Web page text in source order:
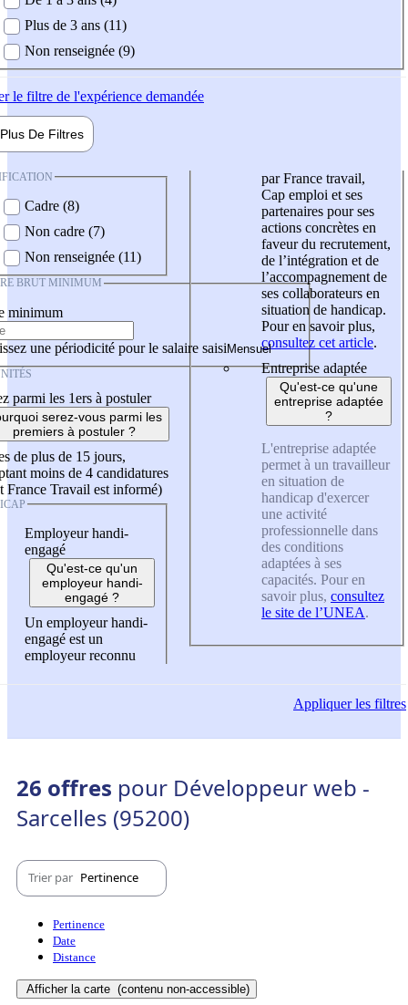
Plus de 3 ans (11)
Non renseignée (9)
le filtre de l'expérience demandée
Plus De Filtres
Cadre (8)
Non cadre (7)
Non renseignée (11)
BRUT MINIMUM
minimum
une périodicité pour le salaire saisi
parmi les 1ers à postuler
serez-vous parmi les
premiers à postuler ?
de plus de 15 jours,
moins de 4 candidatures
France Travail est informé)
Employeur handi-
engagé
Qu'est-ce qu'un
employeur handi-
engagé ?
Un employeur handi-
engagé est un
employeur reconnu
par France travail,
Cap emploi et ses
partenaires pour ses
actions concrètes en
faveur du recrutement,
de l’intégration et de
l’accompagnement de
ses collaborateurs en
situation de handicap.
Pour en savoir plus,
consultez cet article.
Entreprise adaptée
Qu'est-ce qu'une
entreprise adaptée
?
L'entreprise adaptée
permet à un travailleur
en situation de
handicap d'exercer
une activité
professionnelle dans
des conditions
adaptées à ses
capacités. Pour en
savoir plus, consultez
le site de l’UNEA.
Appliquerles filtres
26 offres pour Développeur web -
Sarcelles (95200)
Trier par Pertinence
Pertinence
Date
Distance
Afficher la carte (contenu non-accessible)